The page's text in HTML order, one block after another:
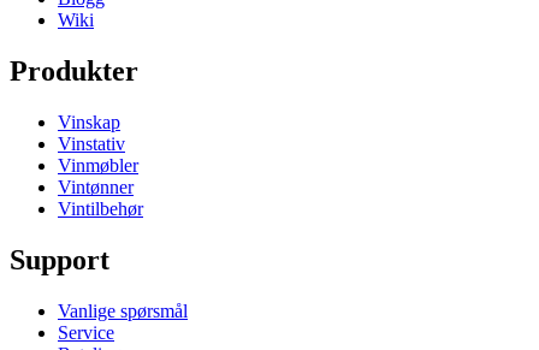
Wiki
Produkter
Vinskap
Vinstativ
Vinmøbler
Vintønner
Vintilbehør
Support
Vanlige spørsmål
Service